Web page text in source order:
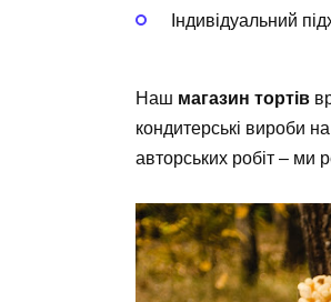
Індивідуальний
Наш магазин тортів
кондитерські вироби
авторських робіт – ми